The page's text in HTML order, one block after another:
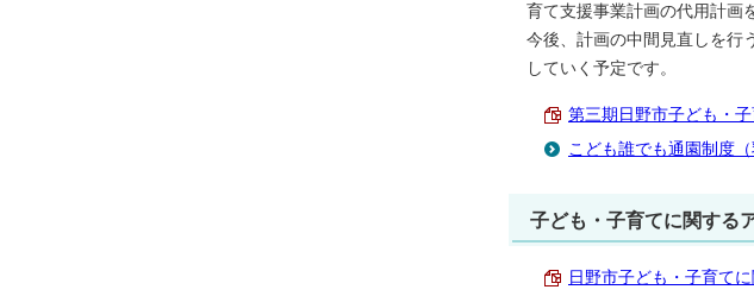
育て支援事業計画の代用計画
今後、計画の中間見直しを行
していく予定です。
第三期日野市子ども・
こども誰でも通園制度（
子ども・子育てに関する
日野市子ども・子育て